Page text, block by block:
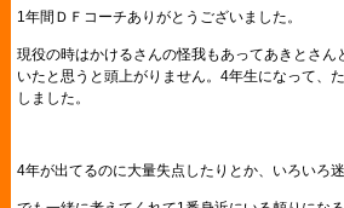
1年間ＤＦコーチありがとうございました。
現役の時はかけるさんの怪我もあってあきとさん
いたと思うと頭上がりません。4年生になって、
しました。
4年が出てるのに大量失点したりとか、いろいろ